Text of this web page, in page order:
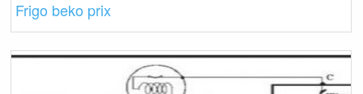
Frigo beko prix